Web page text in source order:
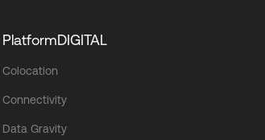
PlatformDIGITAL
Colocation
Connectivity
Data Gravity